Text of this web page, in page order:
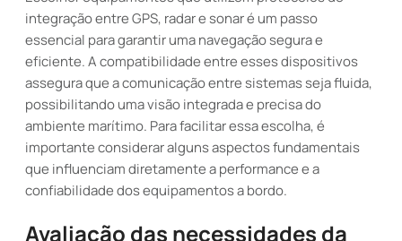
integração entre GPS, radar e sonar é um passo
essencial para garantir uma navegação segura e
eficiente. A compatibilidade entre esses dispositivos
assegura que a comunicação entre sistemas seja fluida,
possibilitando uma visão integrada e precisa do
ambiente marítimo. Para facilitar essa escolha, é
importante considerar alguns aspectos fundamentais
que influenciam diretamente a performance e a
confiabilidade dos equipamentos a bordo.
Avaliação das necessidades da